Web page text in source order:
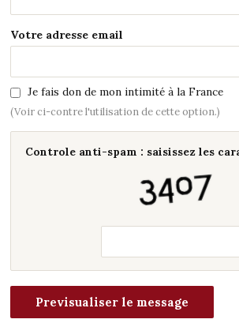
Votre adresse email
Je fais don de mon intimité à la France
(Voir ci-contre l'utilisation de cette option.)
Controle anti-spam : saisissez les